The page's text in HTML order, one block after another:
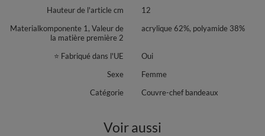
Hauteur de l'article cm
12
Materialkomponente 1, Valeur de
la matière première 2
acrylique 62%, polyamide 38%
⭐ Fabriqué dans l'UE
Oui
Sexe
Femme
Catégorie
Couvre-chef bandeaux
Voir aussi